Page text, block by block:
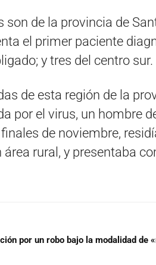
son de la provincia de
el primer paciente
y tres del centro sur.
de esta región de la
por el virus, un hombre
de noviembre,
rural, y presentaba
por un robo bajo la modalidad de